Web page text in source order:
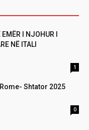
I NJOHUR I
NË ITALI
1
Shtator 2025
0